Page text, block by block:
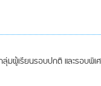
มผู้เรียนรอบปกติ และรอบพิ